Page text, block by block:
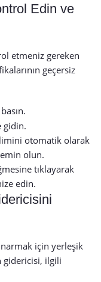
Edin ve
etmeniz gereken
geçersiz
gidin.
otomatik olarak
olun.
tıklayarak
edin.
için yerleşik
gidericisi, ilgili